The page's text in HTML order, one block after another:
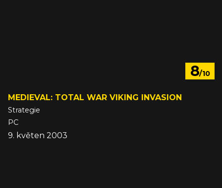
8/10
MEDIEVAL: TOTAL WAR VIKING INVASION
Strategie
PC
9. květen 2003